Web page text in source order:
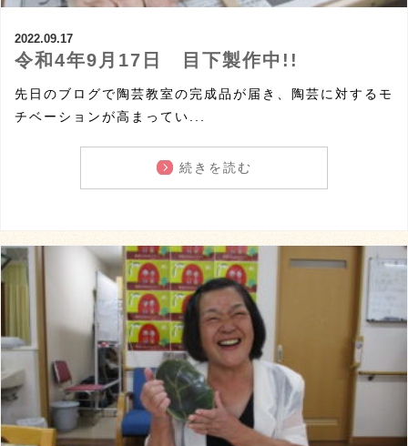
2022.09.17
令和4年9月17日 目下製作中!!
先日のブログで陶芸教室の完成品が届き、陶芸に対するモ
チベーションが高まってい...
続きを読む